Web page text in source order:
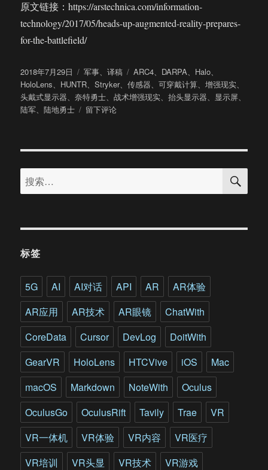
原文链接：https://arstechnica.com/information-
technology/2017/05/heads-up-augmented-reality-prepares-
for-the-battlefield/
发
布
于
2018年7月29日
分
类
军事、译稿
标
签
ARC4、 DARPA、 Halo、
HoloLens、 HUNTR、Stryker、传感器、可穿戴计算、增强现实、
头戴式显示器、奈特勇士、战术增强现实、抬头显示器、 显示屏、
陆军、陆地勇士
于
一
为
上
陆
军
对
增
强
现
实
的
探
索
历
程
留下评论
搜
索：
搜
标签
5G AI AI对话 API AR
AR体验
AR应用
AR技术 AR眼镜
ChatWith
CoreData
Cursor DevLog
DoitWith
GearVR
HoloLens HTCVive iOS
Mac
macOS
Markdown NoteWith
Oculus
OculusGo
OculusRift Tavily Trae
VR
VR一体机
VR体验 VR内容
VR医疗
VR培训
VR头显 VR技术
VR游戏